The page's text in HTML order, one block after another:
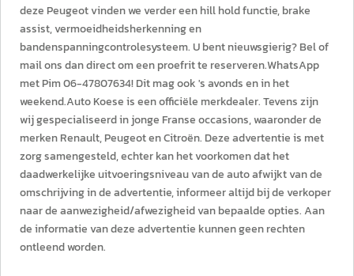
deze Peugeot vinden we verder een hill hold functie, brake
assist, vermoeidheidsherkenning en
bandenspanningcontrolesysteem. U bent nieuwsgierig? Bel of
mail ons dan direct om een proefrit te reserveren.WhatsApp
met Pim 06-47807634! Dit mag ook 's avonds en in het
weekend.Auto Koese is een officiële merkdealer. Tevens zijn
wij gespecialiseerd in jonge Franse occasions, waaronder de
merken Renault, Peugeot en Citroën. Deze advertentie is met
zorg samengesteld, echter kan het voorkomen dat het
daadwerkelijke uitvoeringsniveau van de auto afwijkt van de
omschrijving in de advertentie, informeer altijd bij de verkoper
naar de aanwezigheid/afwezigheid van bepaalde opties. Aan
de informatie van deze advertentie kunnen geen rechten
ontleend worden.